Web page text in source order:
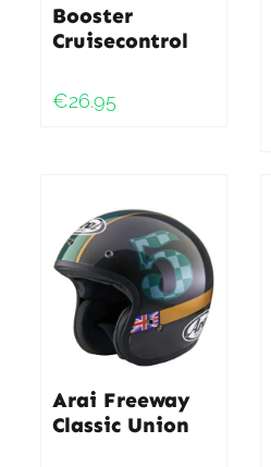
Booster
Cruisecontrol
€26.95
Arai Freeway
Classic Union